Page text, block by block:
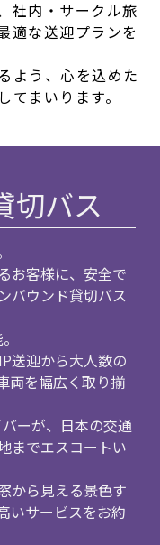
社内・サークル旅
適な送迎プランを
よう、心を込めた
まいります。
切バス
客様に、 安全で
バウンド貸切バス
送迎から大人数の
両を幅広く取り揃
ーが、日本の交通
までエスコートい
から見える景色す
いサービスをお約